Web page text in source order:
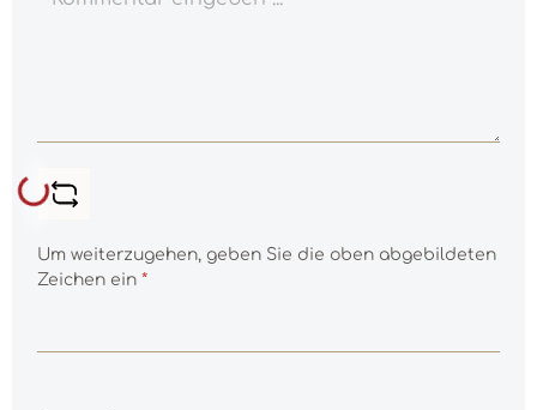
Loading...
Um weiterzugehen, geben Sie die oben abgebildeten
Zeichen ein *